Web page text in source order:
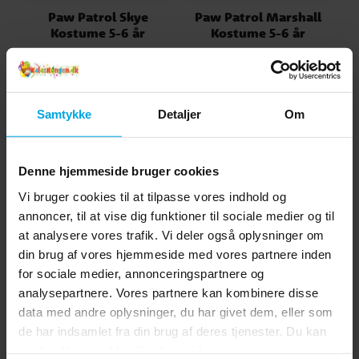
Samtykke Detaljer Om
Denne hjemmeside bruger cookies
Vi bruger cookies til at tilpasse vores indhold og
annoncer, til at vise dig funktioner til sociale medier og til
at analysere vores trafik. Vi deler også oplysninger om
din brug af vores hjemmeside med vores partnere inden
for sociale medier, annonceringspartnere og
analysepartnere. Vores partnere kan kombinere disse
data med andre oplysninger, du har givet dem, eller som
de har indsamlet fra din brug af deres tjenester. Du kan
Paw Patrol Skye
Kostume 5-6 år
Pris189 kr.
KØB
Paw Patrol Marshall
Kostume 5-6 år
189 kr.
189 kr.
KØB